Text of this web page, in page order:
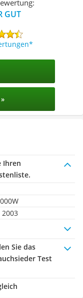
GUT
Ihren
Sie das
Test